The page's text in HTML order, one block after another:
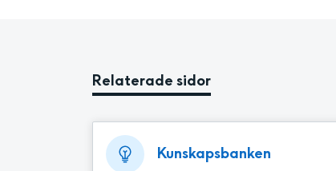
Relaterade sidor
Kunskapsbanken